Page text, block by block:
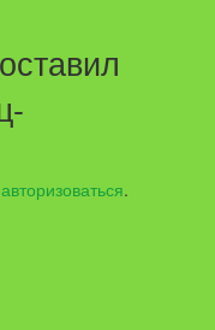
авторизоваться.